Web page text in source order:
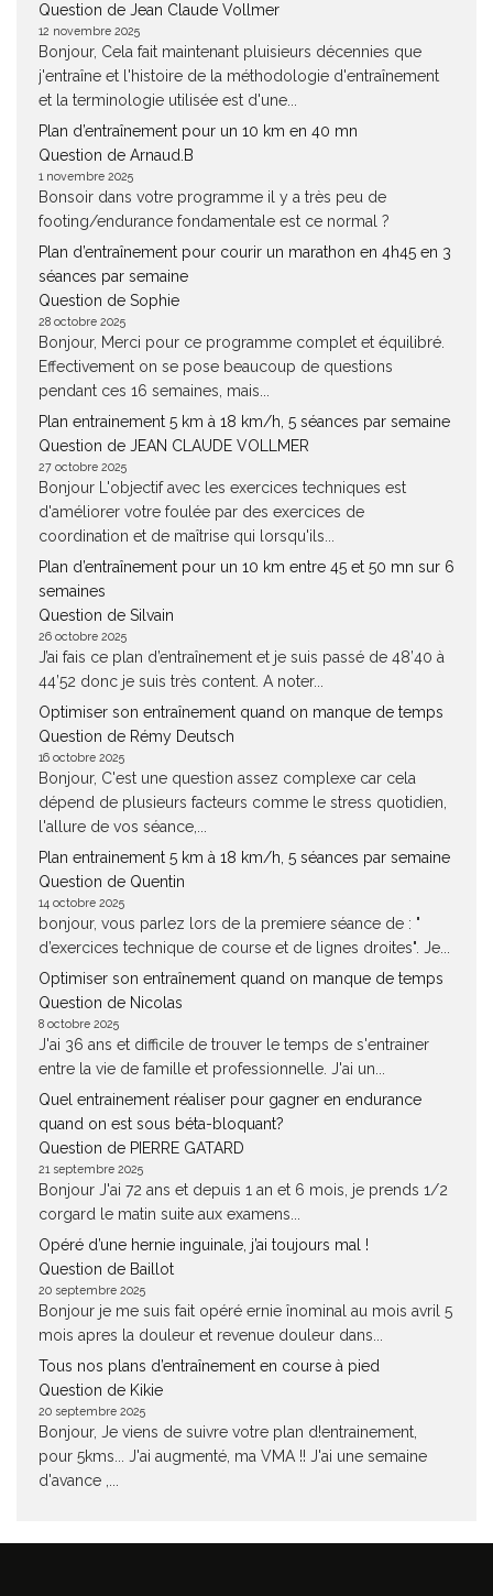
Question de Jean Claude Vollmer
12 novembre 2025
Bonjour, Cela fait maintenant pluisieurs décennies que
j'entraîne et l'histoire de la méthodologie d'entraînement
et la terminologie utilisée est d'une...
Plan d’entraînement pour un 10 km en 40 mn
Question de Arnaud.B
1 novembre 2025
Bonsoir dans votre programme il y a très peu de
footing/endurance fondamentale est ce normal ?
Plan d’entraînement pour courir un marathon en 4h45 en 3
séances par semaine
Question de Sophie
28 octobre 2025
Bonjour, Merci pour ce programme complet et équilibré.
Effectivement on se pose beaucoup de questions
pendant ces 16 semaines, mais...
Plan entrainement 5 km à 18 km/h, 5 séances par semaine
Question de JEAN CLAUDE VOLLMER
27 octobre 2025
Bonjour L'objectif avec les exercices techniques est
d'améliorer votre foulée par des exercices de
coordination et de maîtrise qui lorsqu'ils...
Plan d’entraînement pour un 10 km entre 45 et 50 mn sur 6
semaines
Question de Silvain
26 octobre 2025
J’ai fais ce plan d’entraînement et je suis passé de 48’40 à
44’52 donc je suis très content. A noter...
Optimiser son entraînement quand on manque de temps
Question de Rémy Deutsch
16 octobre 2025
Bonjour, C'est une question assez complexe car cela
dépend de plusieurs facteurs comme le stress quotidien,
l'allure de vos séance,...
Plan entrainement 5 km à 18 km/h, 5 séances par semaine
Question de Quentin
14 octobre 2025
bonjour, vous parlez lors de la premiere séance de : "
d’exercices technique de course et de lignes droites". Je...
Optimiser son entraînement quand on manque de temps
Question de Nicolas
8 octobre 2025
J'ai 36 ans et difficile de trouver le temps de s'entrainer
entre la vie de famille et professionnelle. J'ai un...
Quel entrainement réaliser pour gagner en endurance
quand on est sous béta-bloquant?
Question de PIERRE GATARD
21 septembre 2025
Bonjour J'ai 72 ans et depuis 1 an et 6 mois, je prends 1/2
corgard le matin suite aux examens...
Opéré d’une hernie inguinale, j’ai toujours mal !
Question de Baillot
20 septembre 2025
Bonjour je me suis fait opéré ernie înominal au mois avril 5
mois apres la douleur et revenue douleur dans...
Tous nos plans d’entraînement en course à pied
Question de Kikie
20 septembre 2025
Bonjour, Je viens de suivre votre plan d!entrainement,
pour 5kms... J'ai augmenté, ma VMA !! J'ai une semaine
d'avance ,...